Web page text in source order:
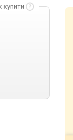
купити